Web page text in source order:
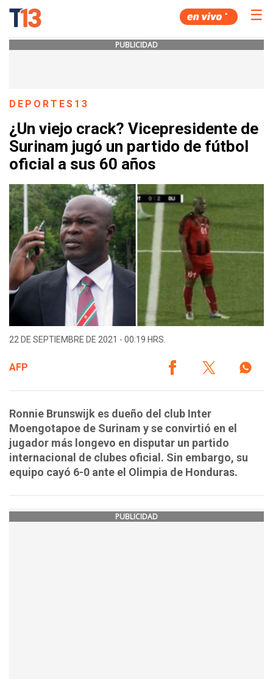
☰
PUBLICIDAD
DEPORTES13
¿Un viejo crack? Vicepresidente de
Surinam jugó un partido de fútbol
oficial a sus 60 años
22 DE SEPTIEMBRE DE 2021 - 00:19 HRS.
AFP
Ronnie Brunswijk es dueño del club Inter
Moengotapoe de Surinam y se convirtió en el
jugador más longevo en disputar un partido
internacional de clubes oficial. Sin embargo, su
equipo cayó 6-0 ante el Olimpia de Honduras.
PUBLICIDAD